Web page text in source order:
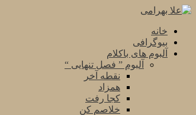
خانه
بیوگرافی
آلبوم های باکلام
آلبوم ” فصل تنهایی “
نقطه آخر
همزاد
کجا رفت
خلاصم کن